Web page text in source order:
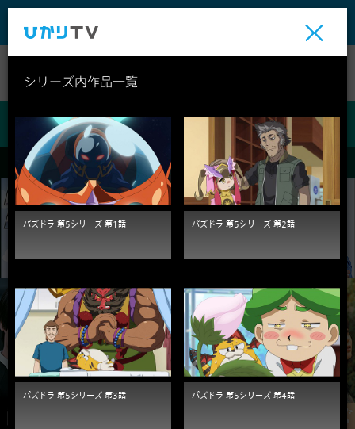
ビデオ
シリーズ内作品一覧
パズドラ 第5シリーズ 第1話 パズドラ 第5シリーズ 第2話
パズドラ 第5シリーズ 第3話 パズドラ 第5シリーズ 第4話